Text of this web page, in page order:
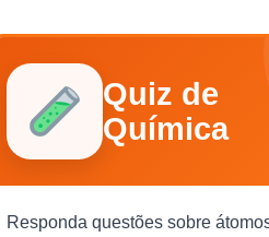
Quiz de
Química
Responda questões sobre